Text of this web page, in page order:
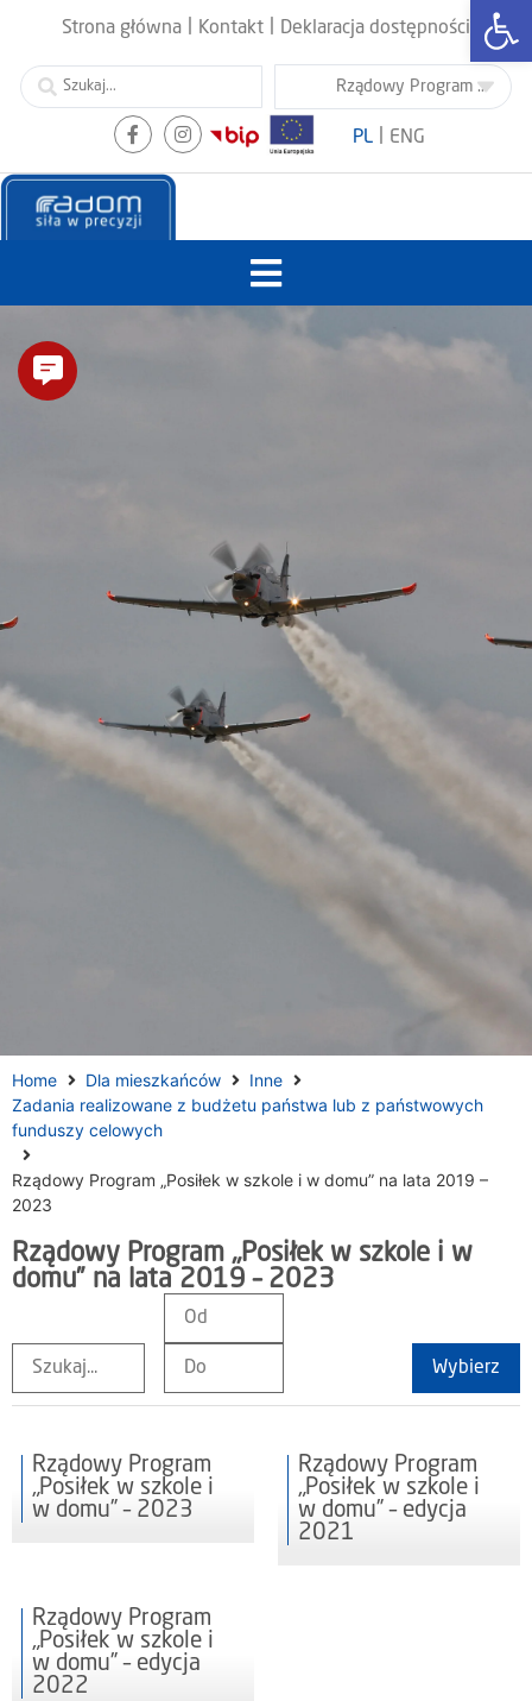
Strona główna Kontakt Deklaracja dostępności
PL ENG
Home Dla mieszkańców
Inne
Zadania realizowane z budżetu państwa lub z państwowych
funduszy celowych
Rządowy Program „Posiłek w szkole i w domu” na lata 2019 –
2023
Rządowy Program „Posiłek w szkole i w
domu” na lata 2019 – 2023
Wybierz
Rządowy Program
„Posiłek w szkole i
w domu” – 2023
Rządowy Program
„Posiłek w szkole i
w domu” – edycja
2021
Rządowy Program
„Posiłek w szkole i
w domu” – edycja
2022